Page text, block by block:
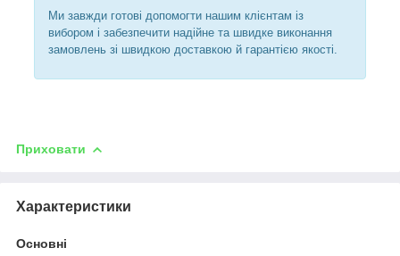
Ми завжди готові допомогти нашим клієнтам із
вибором і забезпечити надійне та швидке виконання
замовлень зі швидкою доставкою й гарантією якості.
Приховати
Характеристики
Основні